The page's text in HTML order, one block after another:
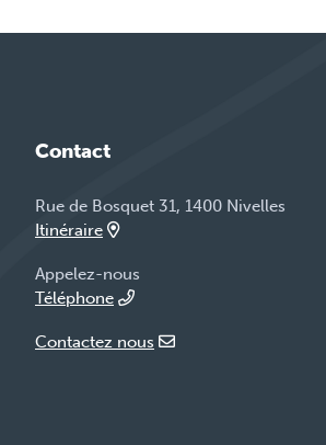
Contact
Rue de Bosquet 31, 1400 Nivelles
Itinéraire
Appelez-nous
Téléphone
Contactez nous